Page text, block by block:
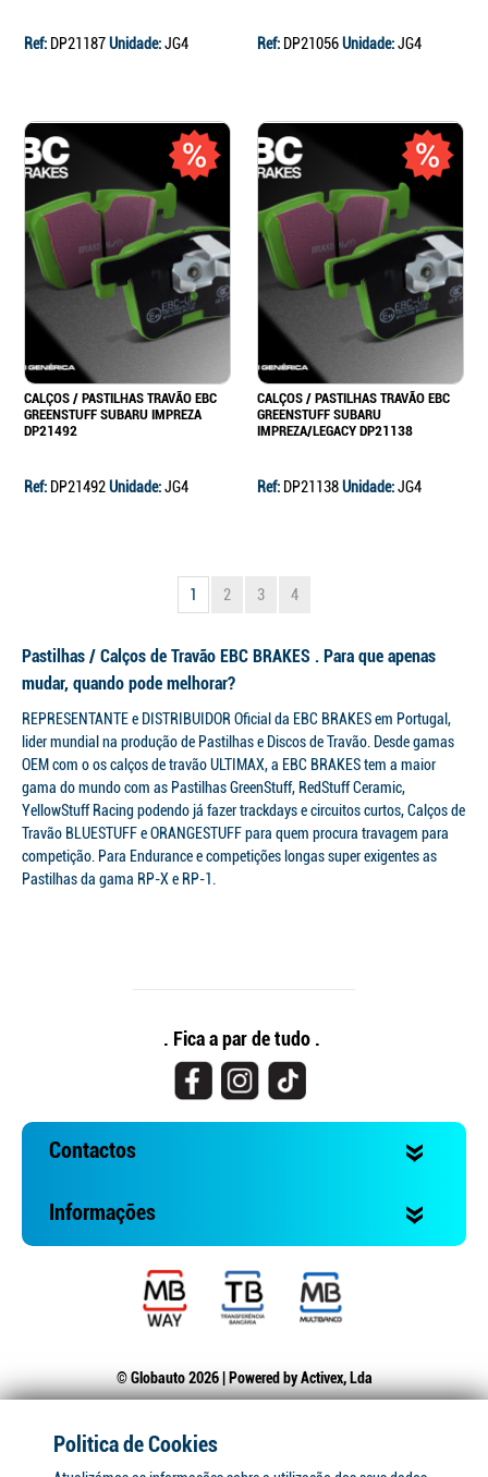
Ref: DP21187Unidade:JG4 Ref: DP21056Unidade:JG4
CALÇOS / PASTILHAS TRAVÃO EBC
GREENSTUFF SUBARU IMPREZA
DP21492
Ref: DP21492Unidade:JG4
CALÇOS / PASTILHAS TRAVÃO EBC
GREENSTUFF SUBARU
IMPREZA/LEGACY DP21138
Ref: DP21138Unidade:JG4
1 2 3 4
Pastilhas / Calços de Travão EBC BRAKES . Para que apenas
mudar, quando pode melhorar?
REPRESENTANTE e DISTRIBUIDOR Oficial da EBC BRAKES em Portugal,
lider mundial na produção de Pastilhas e Discos de Travão. Desde gamas
OEM com o os calços de travão ULTIMAX, a EBC BRAKES tem a maior
gama do mundo com as Pastilhas GreenStuff, RedStuff Ceramic,
YellowStuff Racing podendo já fazer trackdays e circuitos curtos, Calços de
Travão BLUESTUFF e ORANGESTUFF para quem procura travagem para
competição. Para Endurance e competições longas super exigentes as
Pastilhas da gama RP-X e RP-1.
. Fica a par de tudo .
Contactos
Informações
© Globauto 2026 | Powered byActivex, Lda
Politica de Cookies